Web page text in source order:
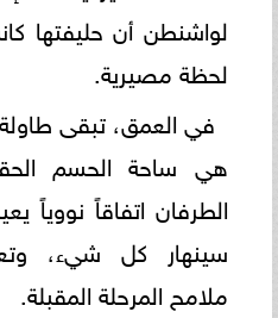
لواشنطن أن حليفتها
لحظة مصيرية.
في العمق، تبقى
هي ساحة الحسم
الطرفان اتفاقاً نووياً
سينهار كل شيء،
ملامح المرحلة المقبلة.